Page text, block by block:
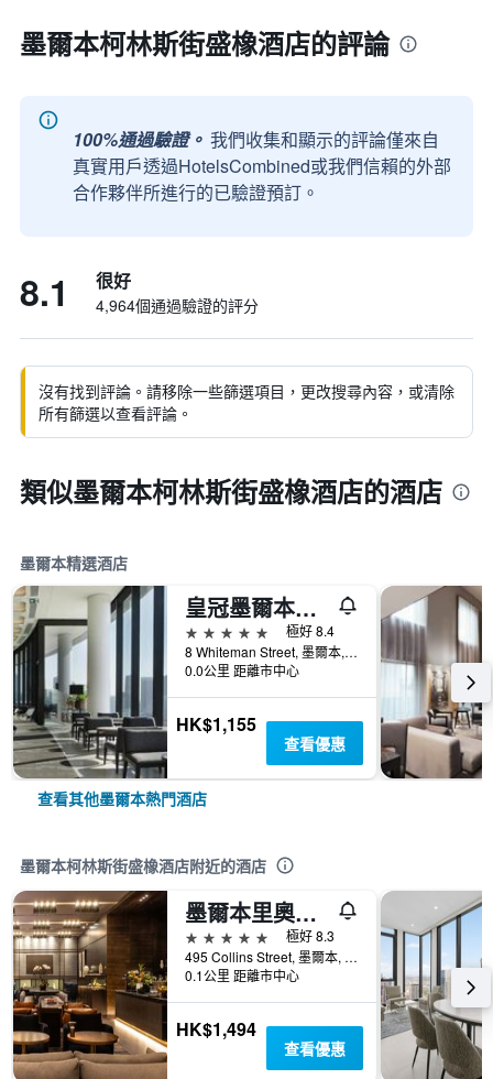
墨爾本柯林斯街盛橡酒店的評論
100%通過驗證。 我們收集和顯示的評論僅來自
真實用戶透過HotelsCombined或我們信賴的外部
合作夥伴所進行的已驗證預訂。
8.1 很好
4,964個通過驗證的評分
沒有找到評論。請移除一些篩選項目，更改搜尋內容，或清除
所有篩選以查看評論。
類似墨爾本柯林斯街盛橡酒店的酒店
墨爾本精選酒店
皇冠墨爾本大都市酒店
5星級
極好 8.4
8 Whiteman Street, 墨爾本, VIC, 澳洲
0.0公里 距離市中心
HK$1,155
查看優惠
查看其他墨爾本熱門酒店
墨爾本柯林斯街盛橡酒店附近的酒店
墨爾本里奧多洲際酒店
5星級
極好 8.3
495 Collins Street, 墨爾本, VIC, 澳洲
0.1公里 距離市中心
HK$1,494
查看優惠